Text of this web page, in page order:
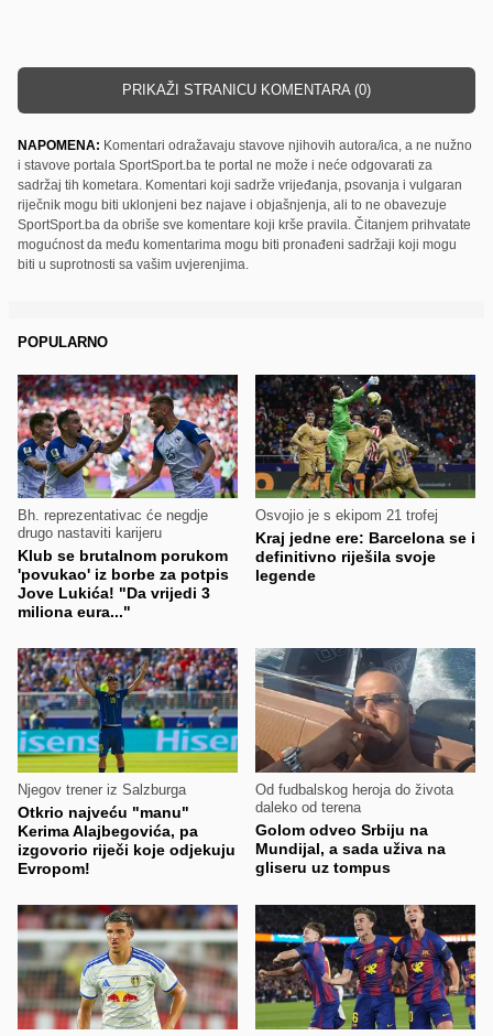
PRIKAŽI STRANICU KOMENTARA (0)
NAPOMENA: Komentari odražavaju stavove njihovih autora/ica, a ne nužno
i stavove portala SportSport.ba te portal ne može i neće odgovarati za
sadržaj tih kometara. Komentari koji sadrže vrijeđanja, psovanja i vulgaran
riječnik mogu biti uklonjeni bez najave i objašnjenja, ali to ne obavezuje
SportSport.ba da obriše sve komentare koji krše pravila. Čitanjem prihvatate
mogućnost da među komentarima mogu biti pronađeni sadržaji koji mogu
biti u suprotnosti sa vašim uvjerenjima.
POPULARNO
Bh. reprezentativac će negdje
drugo nastaviti karijeru
Klub se brutalnom porukom
'povukao' iz borbe za potpis
Jove Lukića! "Da vrijedi 3
miliona eura..."
Osvojio je s ekipom 21 trofej
Kraj jedne ere: Barcelona se i
definitivno riješila svoje
legende
Njegov trener iz Salzburga
Otkrio najveću "manu"
Kerima Alajbegovića, pa
izgovorio riječi koje odjekuju
Evropom!
Od fudbalskog heroja do života
daleko od terena
Golom odveo Srbiju na
Mundijal, a sada uživa na
gliseru uz tompus